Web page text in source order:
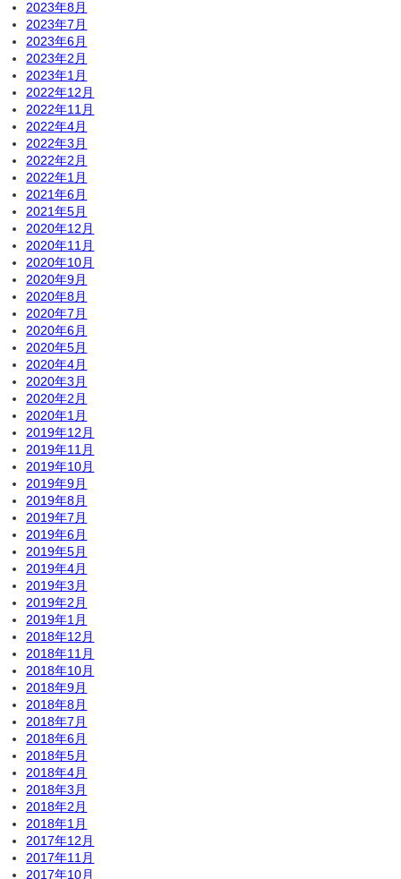
2023年8月
2023年7月
2023年6月
2023年2月
2023年1月
2022年12月
2022年11月
2022年4月
2022年3月
2022年2月
2022年1月
2021年6月
2021年5月
2020年12月
2020年11月
2020年10月
2020年9月
2020年8月
2020年7月
2020年6月
2020年5月
2020年4月
2020年3月
2020年2月
2020年1月
2019年12月
2019年11月
2019年10月
2019年9月
2019年8月
2019年7月
2019年6月
2019年5月
2019年4月
2019年3月
2019年2月
2019年1月
2018年12月
2018年11月
2018年10月
2018年9月
2018年8月
2018年7月
2018年6月
2018年5月
2018年4月
2018年3月
2018年2月
2018年1月
2017年12月
2017年11月
2017年10月